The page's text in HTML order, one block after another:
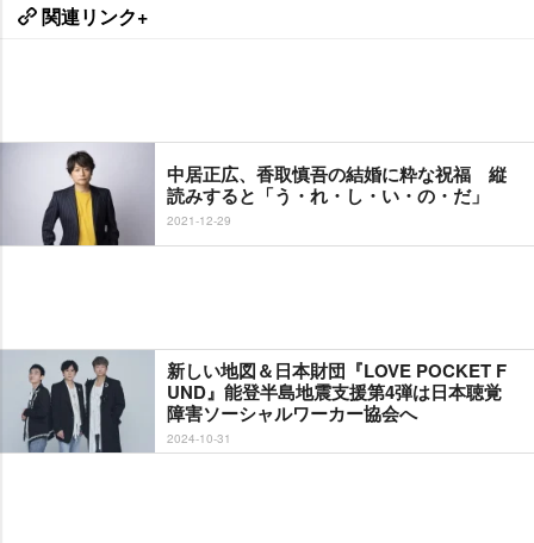
関連リンク+
中居正広、香取慎吾の結婚に粋な祝福 縦
読みすると「う・れ・し・い・の・だ」
2021-12-29
新しい地図＆日本財団『LOVE POCKET F
UND』能登半島地震支援第4弾は日本聴覚
障害ソーシャルワーカー協会へ
2024-10-31